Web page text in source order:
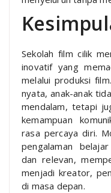
Sekolah film cilik
inovatif yang
melalui produksi
nyata, anak-anak
mendalam, tetapi
kemampuan
rasa percaya diri.
pengalaman
dan relevan,
menjadi kreator,
di masa depan.